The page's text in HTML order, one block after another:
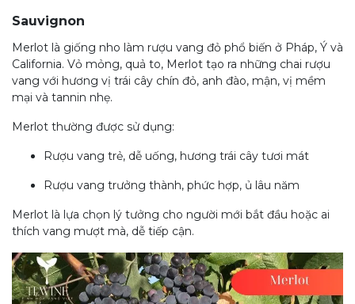
Sauvignon
Merlot là giống nho làm rượu vang đỏ phổ biến ở Pháp, Ý và
California. Vỏ mỏng, quả to, Merlot tạo ra những chai rượu
vang với hương vị trái cây chín đỏ, anh đào, mận, vị mềm
mại và tannin nhẹ.
Merlot thường được sử dụng:
Rượu vang trẻ, dễ uống, hương trái cây tươi mát
Rượu vang trưởng thành, phức hợp, ủ lâu năm
Merlot là lựa chọn lý tưởng cho người mới bắt đầu hoặc ai
thích vang mượt mà, dễ tiếp cận.